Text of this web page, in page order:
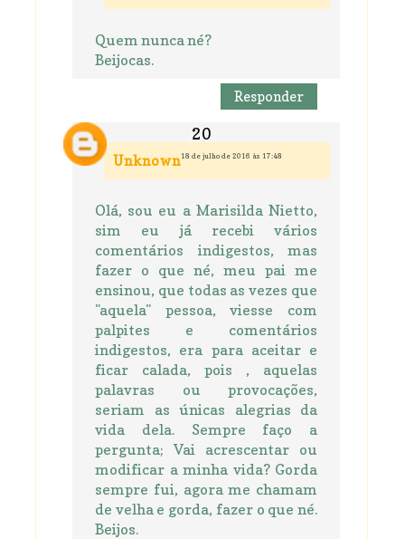
Quem nunca né?
Beijocas.
Responder
Unknown18 de julho de 2016 às 17:48
Olá, sou eu a Marisilda Nietto,
sim eu já recebi vários
comentários indigestos, mas
fazer o que né, meu pai me
ensinou, que todas as vezes que
"aquela" pessoa, viesse com
palpites e comentários
indigestos, era para aceitar e
ficar calada, pois , aquelas
palavras ou provocações,
seriam as únicas alegrias da
vida dela. Sempre faço a
pergunta; Vai acrescentar ou
modificar a minha vida? Gorda
sempre fui, agora me chamam
de velha e gorda, fazer o que né.
Beijos.